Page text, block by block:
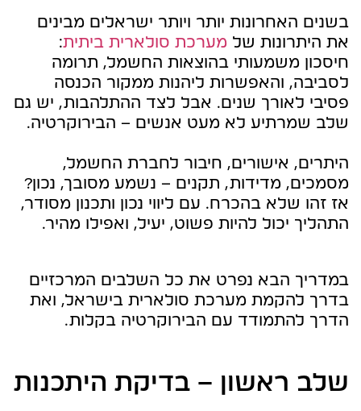
בשנים האחרונות יותר ויותר ישראלים מבינים
את היתרונות של מערכת סולארית ביתית:
חיסכון משמעותי בהוצאות החשמל, תרומה
לסביבה, והאפשרות ליהנות ממקור הכנסה
פסיבי לאורך שנים. אבל לצד ההתלהבות, יש גם
שלב שמרתיע לא מעט אנשים – הבירוקרטיה.
היתרים, אישורים, חיבור לחברת החשמל,
מסמכים, מדידות, תקנים – נשמע מסובך, נכון?
אז זהו שלא בהכרח. עם ליווי נכון ותכנון מסודר,
התהליך יכול להיות פשוט, יעיל, ואפילו מהיר.
במדריך הבא נפרט את כל השלבים המרכזיים
בדרך להקמת מערכת סולארית בישראל, ואת
הדרך להתמודד עם הבירוקרטיה בקלות.
שלב ראשון – בדיקת היתכנות